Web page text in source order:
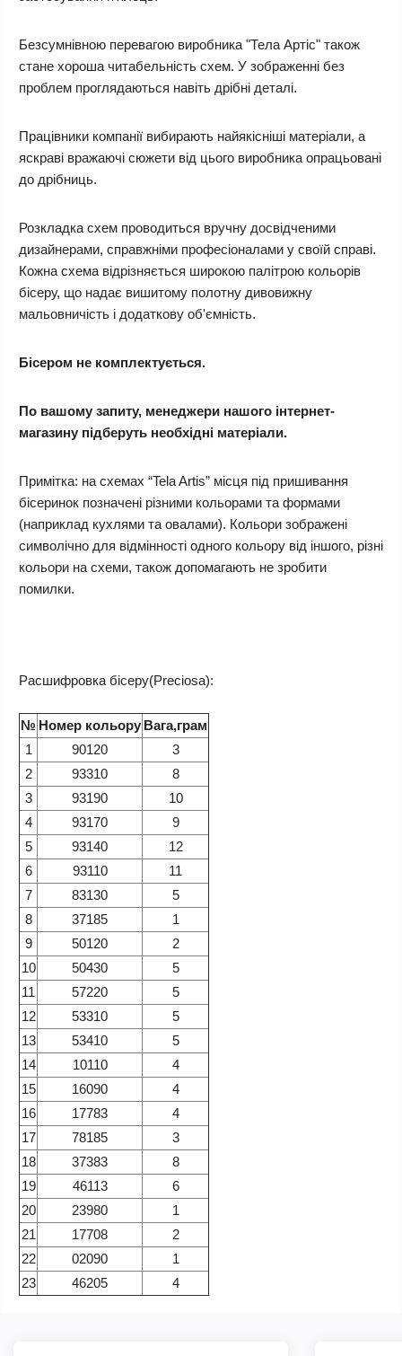
Безсумнівною перевагою виробника "Тела Артіс" також
стане хороша читабельність схем. У зображенні без
проблем проглядаються навіть дрібні деталі.
Працівники компанії вибирають найякісніші матеріали, а
яскраві вражаючі сюжети від цього виробника опрацьовані
до дрібниць.
Розкладка схем проводиться вручну досвідченими
дизайнерами, справжніми професіоналами у своїй справі.
Кожна схема відрізняється широкою палітрою кольорів
бісеру, що надає вишитому полотну дивовижну
мальовничість і додаткову об'ємність.
Бісером не комплектується.
По вашому запиту, менеджери нашого інтернет-
магазину підберуть необхідні матеріали.
Примітка: на схемах “Tela Artis” місця під пришивання
бісеринок позначені різними кольорами та формами
(наприклад кухлями та овалами). Кольори зображені
символічно для відмінності одного кольору від іншого, різні
кольори на схеми, також допомагають не зробити
помилки.
Расшифровка бісеру(Preciosa):
№ Номер кольору Вага,грам
1
90120
3
2
93310
8
3
93190
10
4
93170
9
5
93140
12
6
93110
11
7
83130
5
8
37185
1
9
50120
2
10
50430
5
11
57220
5
12
53310
5
13
53410
5
14
10110
4
15
16090
4
16
17783
4
17
78185
3
18
37383
8
19
46113
6
20
23980
1
21
17708
2
22
02090
1
23
46205 4